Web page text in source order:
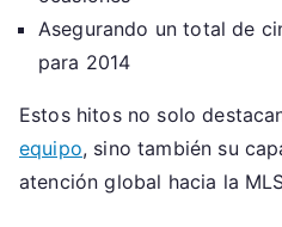
Asegurando un total de
para 2014
Estos hitos no solo
equipo, sino también su
atención global hacia la